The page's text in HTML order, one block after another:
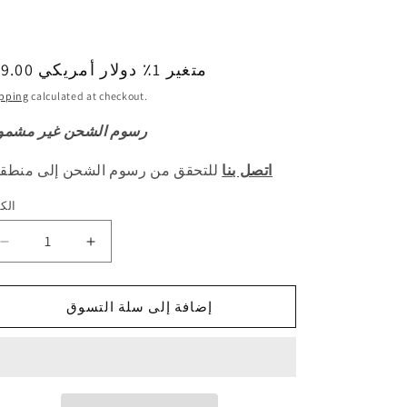
129.00 متغير 1٪ دولار أمريكي
calculated at checkout.
رسوم الشحن غير
اتصل بنا للتحقق من رسوم الشحن إلى
Decrease
quantity
for
H1
Increase
quantity
for
HAVAL
H1
إضافة إلى سلة التسوق